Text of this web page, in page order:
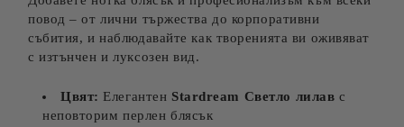
повод – от лични тържества до корпоративни
събития, и наблюдавайте как творенията ви оживяват
с изтънчен и луксозен вид.
Цвят: Елегантен Stardream Светло лилав с
неповторим перлен блясък